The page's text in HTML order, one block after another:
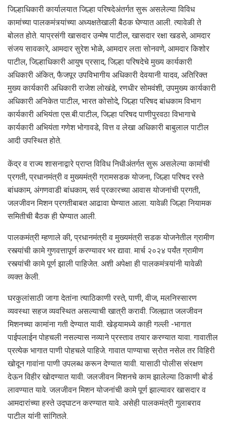
ज‍िल्हाध‍िकारी कार्यालयात ज‍िल्हा पर‍िषदेअंतर्गत सुरू असलेल्या व‍िव‍िध
कामांच्या पालकमंत्र्यांच्या अध्यक्षतेखाली बैठक घेण्यात आली. त्यावेळी ते
बोलत होते. याप्रसंगी खासदार उन्मेष पाटील, खासदार रक्षा खडसे, आमदार
संजय सावकारे, आमदार सुरेश भोळे, आमदार लता सोनवणे, आमदार किशोर
पाटील, ज‍िल्हाध‍िकारी आयुष प्रसाद, जिल्हा पर‍िषदेचे मुख्य कार्यकारी
अध‍िकारी अंक‍ित, फैजपूर उपविभागीय अधिकारी देवयानी यादव, अत‍िर‍िक्त
मुख्य कार्यकारी अध‍िकारी राजेश लोखंडे, रणधीर सोमवंशी, उपमुख्य कार्यकारी
अध‍िकारी अनिकेत पाटील, भारत कोसोदे, ज‍िल्हा पर‍िषद बांधकाम व‍िभाग
कार्यकारी अभियंता एस.बी.पाटील, जिल्हा परिषद पाणीपुरवठा विभागाचे
कार्यकारी अभियंता गणेश भोगावडे, व‍ित्त व लेखा अधिकारी बाबुलाल पाटील
आदी उपस्थ‍ित होते.
केंद्र व राज्य शासनाद्वारे प्राप्त व‍िविध न‍िधीअंतर्गत सुरू असलेल्या कामांची
प्रगती, प्रधानमंत्री व मुख्यमंत्री ग्रामसडक योजना, जिल्हा पर‍िषद रस्ते
बांधकाम, अंगणवाडी बांधकाम, सर्व प्रकारच्या आवास योजनांची प्रगती,
जलजीवन म‍िशन प्रगतीबाबत आढावा घेण्यात आला. यावेळी ज‍िल्हा न‍ियामक
सम‍ितीची बैठक ही घेण्यात आली.
पालकमंत्री म्हणाले की, प्रधानमंत्री व मुख्यमंत्री सडक योजनेतील ग्रामीण
रस्त्यांची कामे गुणवत्तापूर्ण करण्यावर भर द्यावा. मार्च २०२४ पर्यंत ग्रामीण
रस्त्यांची कामे पूर्ण झाली पाहिजेत‌. अशी अपेक्षा ही पालकमंत्र्यांनी यावेळी
व्यक्त केली.
घरकुलांसाठी जागा देतांना‌ त्याठिकाणी रस्ते, पाणी, वीज, मलनिस्सारण
व्यवस्था सहज व्यवस्थित असल्याची खात्री करावी. जिल्ह्यात जलजीवन
मिशनच्या कामांना गती देण्यात यावी. खेड्यामध्ये काही गल्ली -भागात
पाईप‌लाईन पोहचली नसल्यास नव्याने प्रस्ताव तयार करण्यात यावा. गावातील
प्रत्येक भागात पाणी पोहचले पाहिजे. गावात पाण्याचा स्रोत नसेल तर विहिरी
खोदून गावांना पाणी उपलब्ध करून देण्यात यावी. यासाठी पोलीस संरक्षण
देऊन विहीर खोदण्यात यावी‌‌. जलजीवन मिशनचे काम झालेल्या ठिकाणी बोर्ड
लावण्यात यावे. जलजीवन मिशन योजनांची कामे पूर्ण झाल्यावर खासदार व
आमदारांच्या हस्ते उद्घाटन करण्यात यावे‌. असेही पालकमंत्री गुलाबराव
पाटील यांनी सांगितले.